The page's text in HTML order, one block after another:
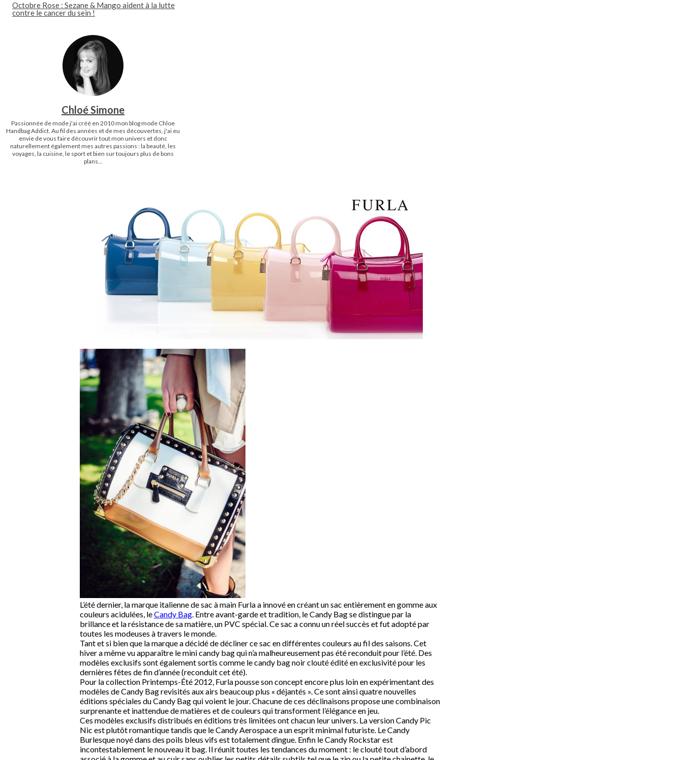
Octobre Rose : Sezane & Mango aident à la lutte
contre le cancer du sein !
Chloé Simone
Passionnée de mode j'ai créé en 2010 mon blog mode Chloe
Handbag Addict. Au fil des années et de mes découvertes, j'ai eu
envie de vous faire découvrir tout mon univers et donc
naturellement également mes autres passions : la beauté, les
voyages, la cuisine, le sport et bien sur toujours plus de bons
plans...
L’été dernier, la marque italienne de sac à main Furla a innové en créant un sac entièrement en gomme aux
couleurs acidulées, leCandy Bag. Entre avant-garde et tradition, le Candy Bag se distingue par la
brillance et la résistance de sa matière, un PVC spécial. Ce sac a connu un réel succès et fut adopté par
toutes les modeuses à travers le monde.
Tant et si bien que la marque a décidé de décliner ce sac en différentes couleurs au fil des saisons. Cet
hiver a même vu apparaître le mini candy bag qui n’a malheureusement pas été reconduit pour l’été. Des
modèles exclusifs sont également sortis comme le candy bag noir clouté édité en exclusivité pour les
dernières fêtes de fin d’année (reconduit cet été).
Pour la collection Printemps-Été 2012, Furla pousse son concept encore plus loin en expérimentant des
modèles de Candy Bag revisités aux airs beaucoup plus « déjantés ». Ce sont ainsi quatre nouvelles
éditions spéciales du Candy Bag qui voient le jour. Chacune de ces déclinaisons propose une combinaison
surprenante et inattendue de matières et de couleurs qui transforment l’élégance en jeu.
Ces modèles exclusifs distribués en éditions très limitées ont chacun leur univers. La version Candy Pic
Nic est plutôt romantique tandis que le Candy Aerospace a un esprit minimal futuriste. Le Candy
Burlesque noyé dans des poils bleus vifs est totalement dingue. Enfin le Candy Rockstar est
incontestablement le nouveau it bag. Il réunit toutes les tendances du moment : le clouté tout d’abord